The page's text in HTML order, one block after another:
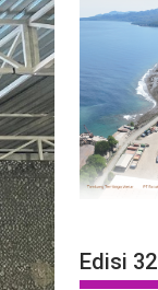
Edisi 32